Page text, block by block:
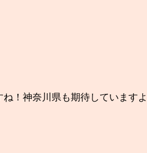
ですね！神奈川県も期待し